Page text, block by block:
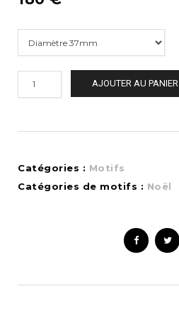
AJOUTER AU PANIER
Catégories : Motifs
Catégories de motifs : Noël